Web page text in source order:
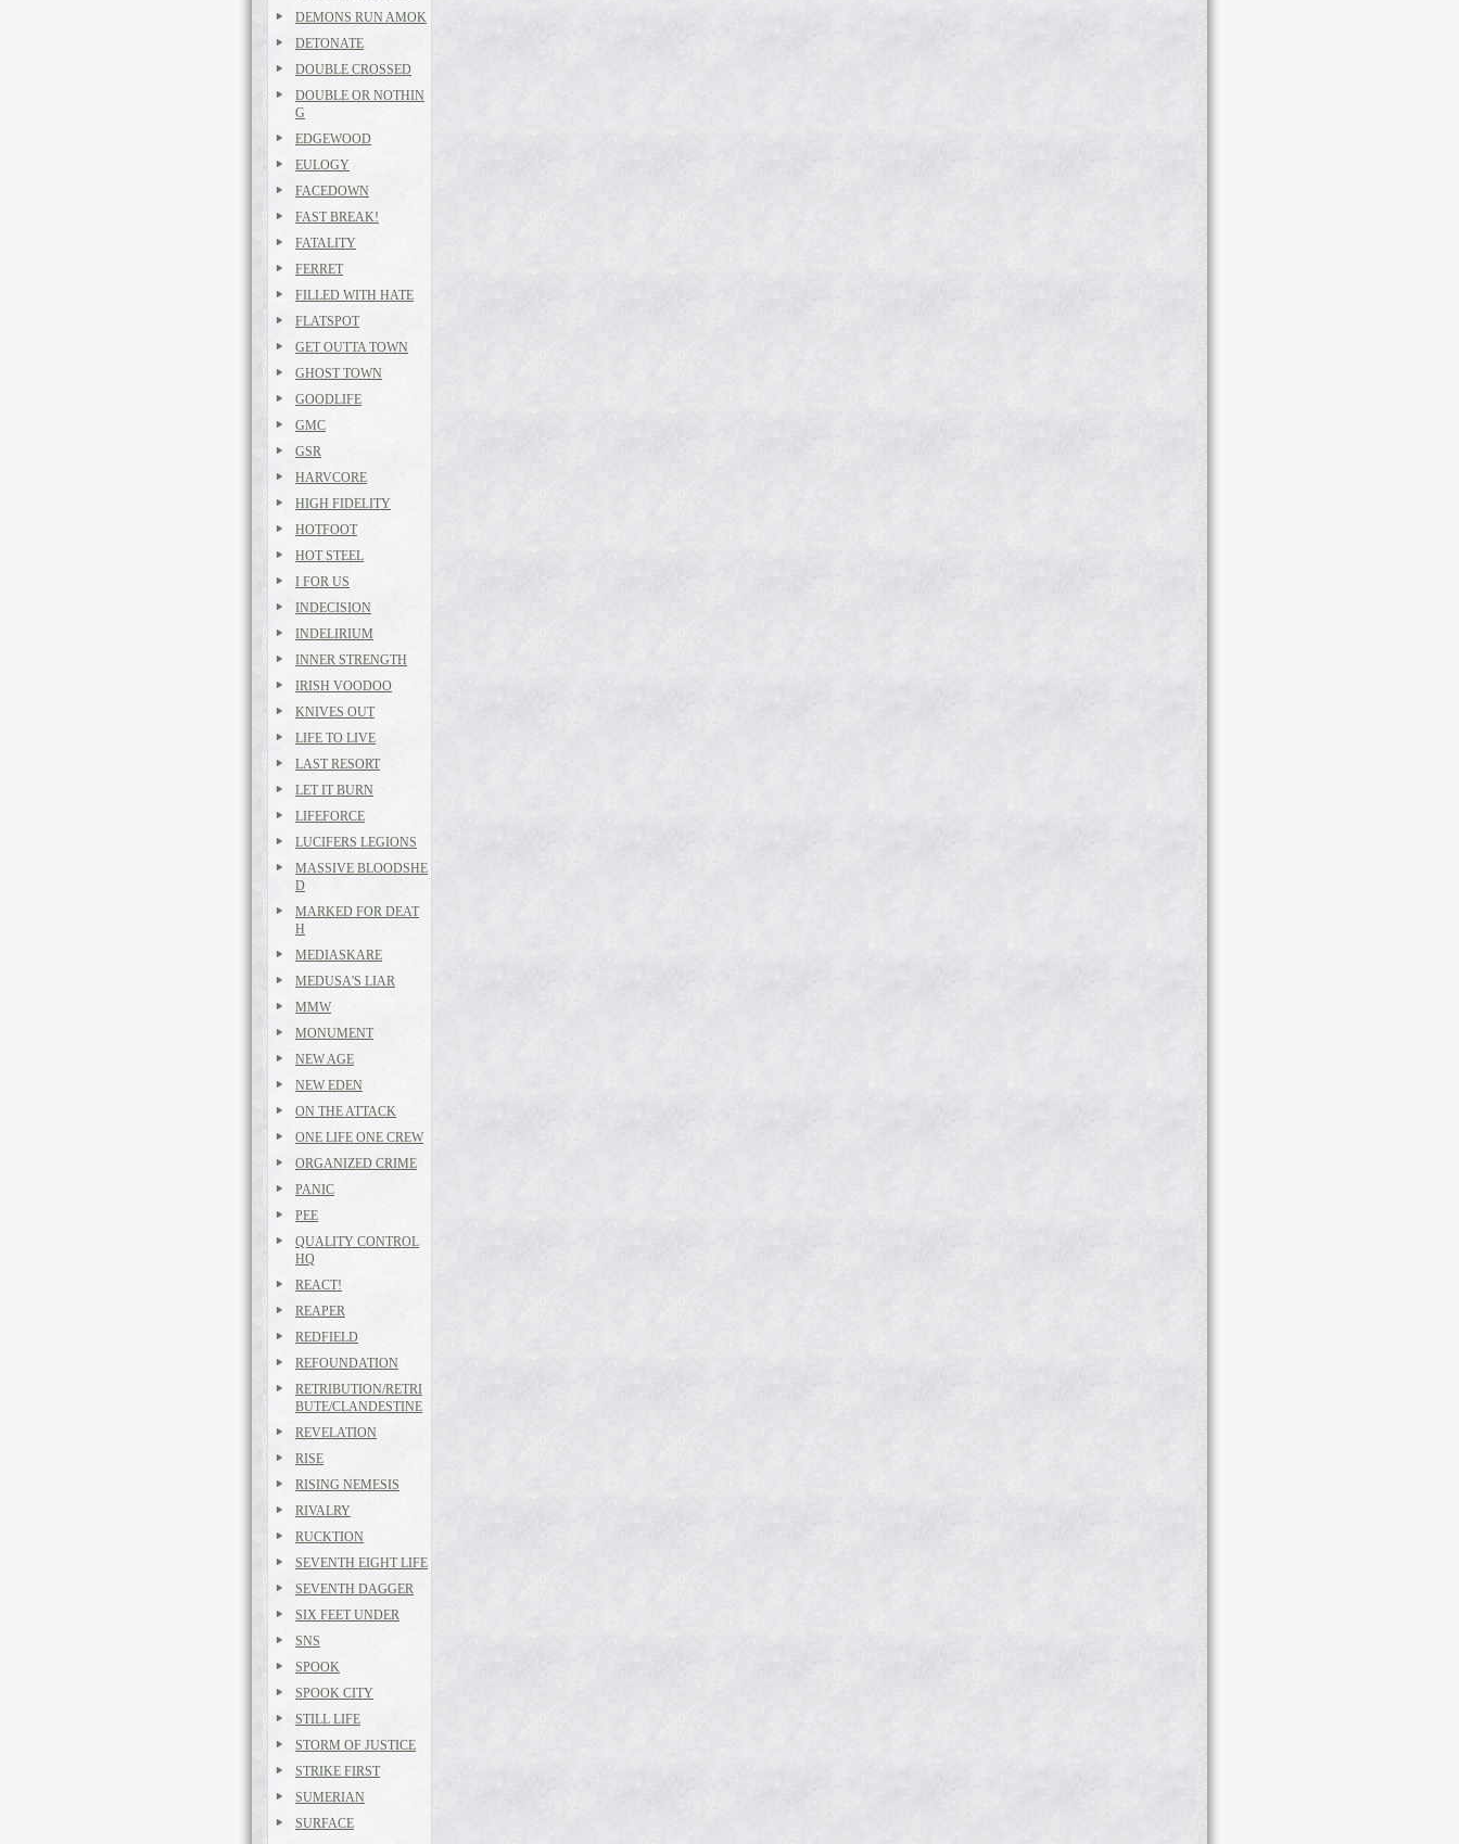
DEMONS RUN AMOK
DETONATE
DOUBLE CROSSED
DOUBLE OR NOTHIN
G
EDGEWOOD
EULOGY
FACEDOWN
FAST BREAK!
FATALITY
FERRET
FILLED WITH HATE
FLATSPOT
GET OUTTA TOWN
GHOST TOWN
GOODLIFE
GMC
GSR
HARVCORE
HIGH FIDELITY
HOTFOOT
HOT STEEL
I FOR US
INDECISION
INDELIRIUM
INNER STRENGTH
IRISH VOODOO
KNIVES OUT
LIFE TO LIVE
LAST RESORT
LET IT BURN
LIFEFORCE
LUCIFERS LEGIONS
MASSIVE BLOODSHE
D
MARKED FOR DEAT
H
MEDIASKARE
MEDUSA'S LIAR
MMW
MONUMENT
NEW AGE
NEW EDEN
ON THE ATTACK
ONE LIFE ONE CREW
ORGANIZED CRIME
PANIC
PEE
QUALITY CONTROL
HQ
REACT!
REAPER
REDFIELD
REFOUNDATION
RETRIBUTION/RETRI
BUTE/CLANDESTINE
REVELATION
RISE
RISING NEMESIS
RIVALRY
RUCKTION
SEVENTH EIGHT LIFE
SEVENTH DAGGER
SIX FEET UNDER
SNS
SPOOK
SPOOK CITY
STILL LIFE
STORM OF JUSTICE
STRIKE FIRST
SUMERIAN
SURFACE